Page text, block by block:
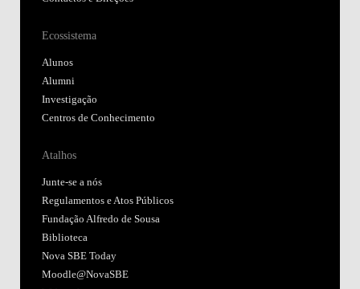
Ecossistema
Alunos
Alumni
Investigação
Centros de Conhecimento
Atalhos
Junte-se a nós
Regulamentos e Atos Públicos
Fundação Alfredo de Sousa
Biblioteca
Nova SBE Today
Moodle@NovaSBE